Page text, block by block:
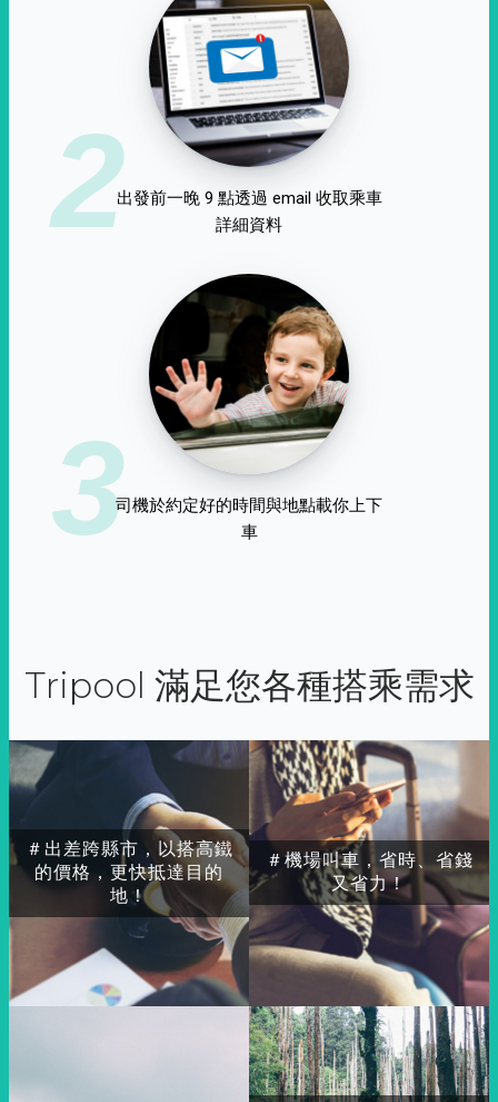
2出發前一晚 9 點透過 email 收取乘車
詳細資料
3司機於約定好的時間與地點載你上下
車
Tripool 滿足您各種搭乘需求
＃出差跨縣市，以搭高鐵
的價格，更快抵達目的
地！
＃機場叫車，省時、省錢
又省力！